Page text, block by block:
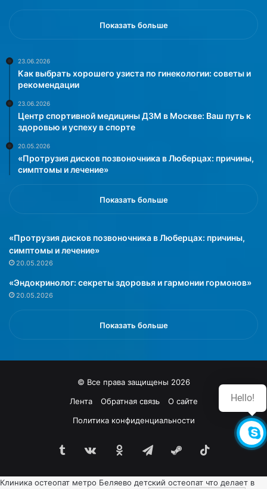
е
я
Показать больше
23.06.2026
Как выбрать хорошего узиста по гинекологии: советы и
рекомендации
23.06.2026
Центр спортивной медицины ДЗМ в Москве: Ваш путь к
здоровью и успеху в спорте
20.05.2026
«Протрузия дисков позвоночника в Люберцах: причины,
симптомы и лечение»
Показать больше
«Протрузия дисков позвоночника в Люберцах: причины,
симптомы и лечение»
20.05.2026
«Эндокринолог: секреты здоровья и гармонии гормонов»
20.05.2026
Показать больше
© Все права защищены 2026
Лента
Обратная связь
О сайте
Политика конфиденциальности
Tumblr vk.comОдноклассники
TelegramSteam TikTok
Клиника остеопат метро Беляево детский остеопат что делает в
Hello!